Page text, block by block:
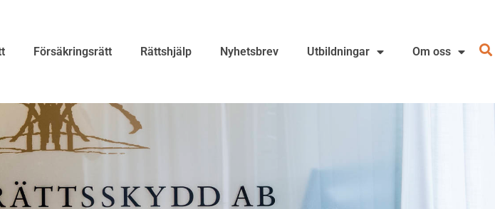
Försäkringsrätt Rättshjälp Nyhetsbrev Utbildningar Om oss